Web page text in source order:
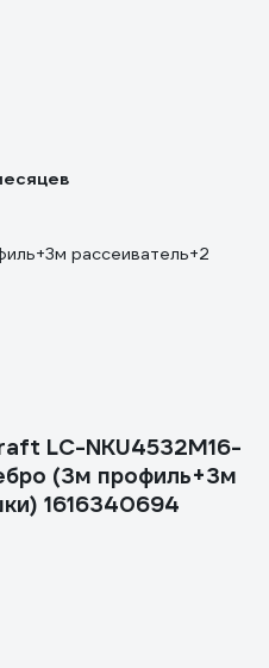
рассеиватель+2
LC-NKU4532M16-
(3м профиль+3м
1616340694